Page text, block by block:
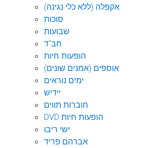
אקפלה (ללא כלי נגינה)
סוכות
שבועות
חב"ד
הופעות חיות
אוספים (אמנים שונים)
ימים נוראים
יידיש
חוברות תווים
DVD הופעות חיות
ישי ריבו
אברהם פריד